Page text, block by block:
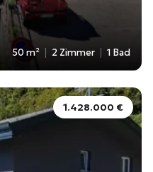
50 m² 2 Zimmer 1 Bad
1.428.000 €